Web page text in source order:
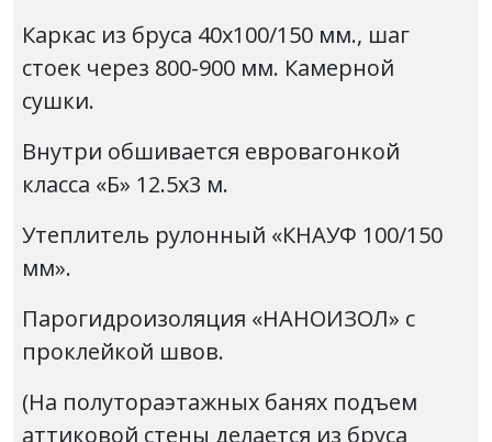
Каркас из бруса 40х100/150 мм., шаг
стоек через 800-900 мм. Камерной
сушки.
Внутри обшивается евровагонкой
класса «Б» 12.5х3 м.
Утеплитель рулонный «КНАУФ 100/150
мм».
Парогидроизоляция «НАНОИЗОЛ» с
проклейкой швов.
(На полутораэтажных банях подъем
аттиковой стены делается из бруса